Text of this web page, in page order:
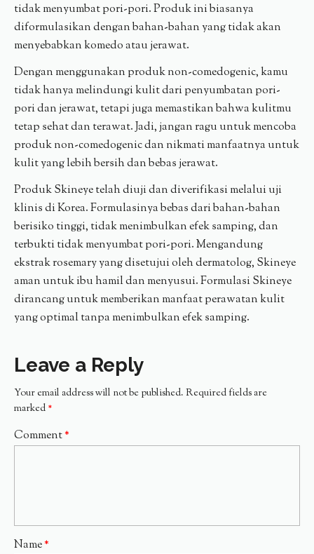
tidak menyumbat pori-pori. Produk ini biasanya
diformulasikan dengan bahan-bahan yang tidak akan
menyebabkan komedo atau jerawat.
Dengan menggunakan produk non-comedogenic, kamu
tidak hanya melindungi kulit dari penyumbatan pori-
pori dan jerawat, tetapi juga memastikan bahwa kulitmu
tetap sehat dan terawat. Jadi, jangan ragu untuk mencoba
produk non-comedogenic dan nikmati manfaatnya untuk
kulit yang lebih bersih dan bebas jerawat.
Produk Skineye telah diuji dan diverifikasi melalui uji
klinis di Korea. Formulasinya bebas dari bahan-bahan
berisiko tinggi, tidak menimbulkan efek samping, dan
terbukti tidak menyumbat pori-pori. Mengandung
ekstrak rosemary yang disetujui oleh dermatolog, Skineye
aman untuk ibu hamil dan menyusui. Formulasi Skineye
dirancang untuk memberikan manfaat perawatan kulit
yang optimal tanpa menimbulkan efek samping.
Leave a Reply
Your email address will not be published. Required fields are
marked *
Comment*
Name*